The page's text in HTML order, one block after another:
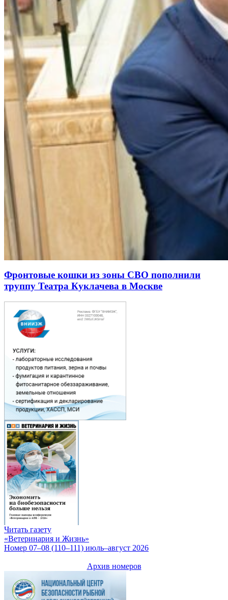
Фронтовые кошки из зоны СВО пополнили
труппу Театра Куклачева в Москве
Читать газету
«Ветеринария и Жизнь»
Номер 07–08 (110–111) июль–август 2026
Архив номеров